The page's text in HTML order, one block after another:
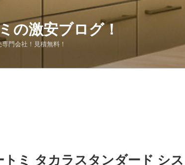
の激安ブログ！
門会社！見積無料！
トミ タカラスタンダード シス